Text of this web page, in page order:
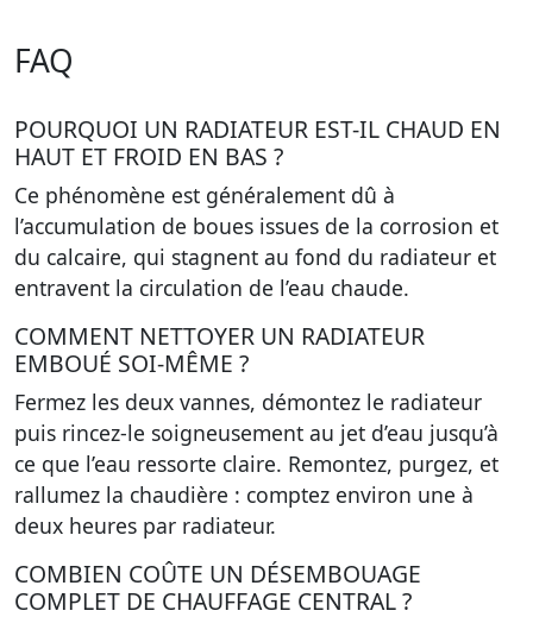
FAQ
POURQUOI UN RADIATEUR EST-IL CHAUD EN
HAUT ET FROID EN BAS ?
Ce phénomène est généralement dû à
l’accumulation de boues issues de la corrosion et
du calcaire, qui stagnent au fond du radiateur et
entravent la circulation de l’eau chaude.
COMMENT NETTOYER UN RADIATEUR
EMBOUÉ SOI-MÊME ?
Fermez les deux vannes, démontez le radiateur
puis rincez-le soigneusement au jet d’eau jusqu’à
ce que l’eau ressorte claire. Remontez, purgez, et
rallumez la chaudière : comptez environ une à
deux heures par radiateur.
COMBIEN COÛTE UN DÉSEMBOUAGE
COMPLET DE CHAUFFAGE CENTRAL ?